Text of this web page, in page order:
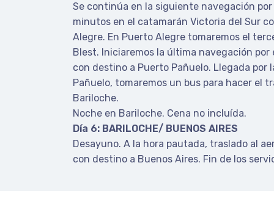
Se continúa en la siguiente navegación por
minutos en el catamarán Victoria del Sur
Alegre. En Puerto Alegre tomaremos el
Blest. Iniciaremos la última navegación por
con destino a Puerto Pañuelo. Llegada por
Pañuelo, tomaremos un bus para hacer el
Bariloche.
Noche en Bariloche. Cena no incluída.
Día 6: BARILOCHE/ BUENOS AIRES
Desayuno. A la hora pautada, traslado al
con destino a Buenos Aires. Fin de los